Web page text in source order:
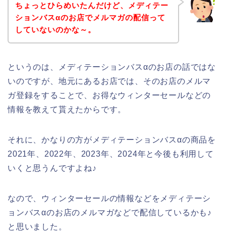
ちょっとひらめいたんだけど、メディテー
ションバスαのお店でメルマガの配信って
していないのかな～。
というのは、メディテーションバスαのお店の話ではな
いのですが、地元にあるお店では、そのお店のメルマ
ガ登録をすることで、お得なウィンターセールなどの
情報を教えて貰えたからです。
それに、かなりの方がメディテーションバスαの商品を
2021年、2022年、2023年、2024年と今後も利用して
いくと思うんですよね♪
なので、ウィンターセールの情報などをメディテーシ
ョンバスαのお店のメルマガなどで配信しているかも♪
と思いました。